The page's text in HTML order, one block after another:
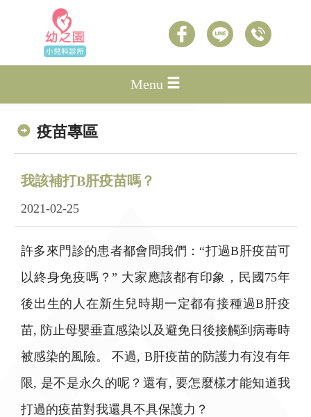
Menu
疫苗專區
我該補打B肝疫苗嗎？
2021-02-25
許多來門診的患者都會問我們：“打過B肝疫苗可
以終身免疫嗎？” 大家應該都有印象，民國75年
後出生的人在新生兒時期一定都有接種過B肝疫
苗, 防止母嬰垂直感染以及避免日後接觸到病毒時
被感染的風險。 不過, B肝疫苗的防護力有沒有年
限, 是不是永久的呢？還有, 要怎麼樣才能知道我
打過的疫苗對我還具不具保護力？